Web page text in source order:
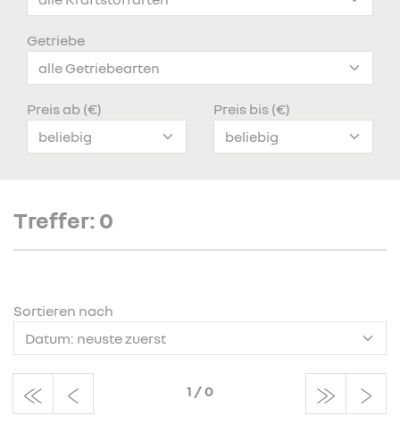
Getriebe
Preis ab (€) Preis bis (€)
Treffer: 0
Sortieren nach
1 /0